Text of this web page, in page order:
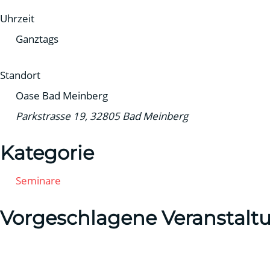
Uhrzeit
Ganztags
Standort
Oase Bad Meinberg
Parkstrasse 19, 32805 Bad Meinberg
Kategorie
Seminare
Vorgeschlagene